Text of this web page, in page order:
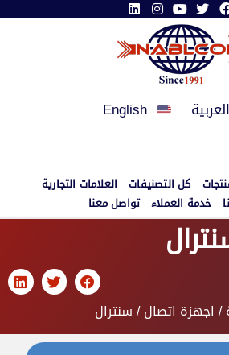
العربية English
كل التصنيفات
العلامات التجارية
خدمة العملاء تواصل معنا
/ اجهزة اتصال/ سنترال